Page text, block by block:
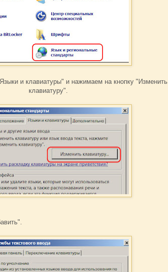
и клавиатуры" и нажимаем на кнопку "Изменить
клавиатуру".